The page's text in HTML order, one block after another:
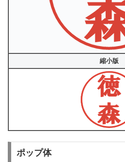
縮小版
ポップ体